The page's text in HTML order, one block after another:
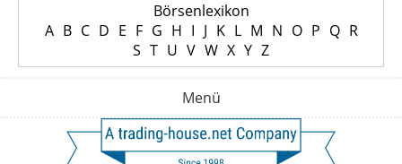
Börsenlexikon
A B C D E F G H I J K L M N O P Q R
S T U V W X Y Z
Menü